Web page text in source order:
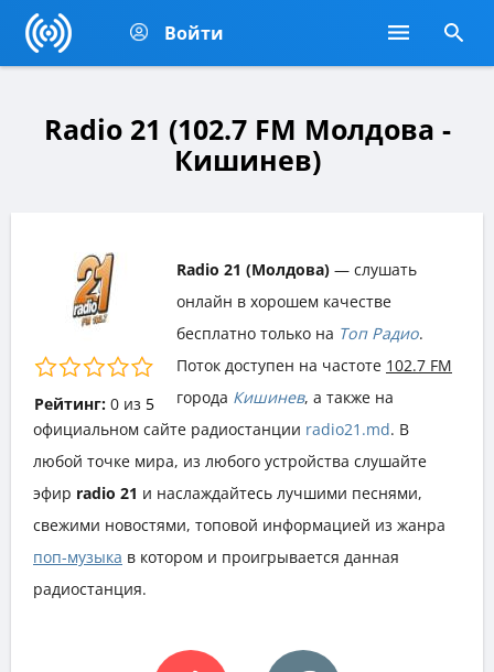
Войти
Radio 21 (102.7 FM Молдова -
Кишинев)
Рейтинг: 0из 5
Radio 21 (Молдова) — слушать
онлайн в хорошем качестве
бесплатно только на Топ Радио.
Поток доступен на частоте 102.7 FM
города Кишинев, а также на
официальном сайте радиостанции radio21.md. В
любой точке мира, из любого устройства слушайте
эфир radio 21 и наслаждайтесь лучшими песнями,
свежими новостями, топовой информацией из жанра
поп-музыка в котором и проигрывается данная
радиостанция.